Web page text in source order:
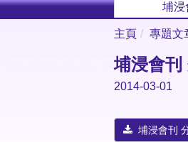
埔浸
主頁 專題文
埔浸會刊
2014-03-01
埔浸會刊